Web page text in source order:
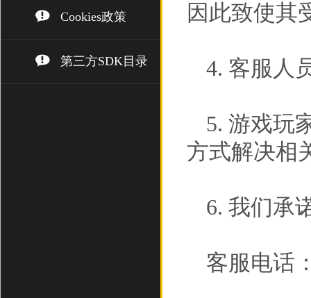
Cookies政策
第三方SDK目录
因此致使其
4. 客服人
5. 游戏玩
方式解决相
6. 我们承
客服电话